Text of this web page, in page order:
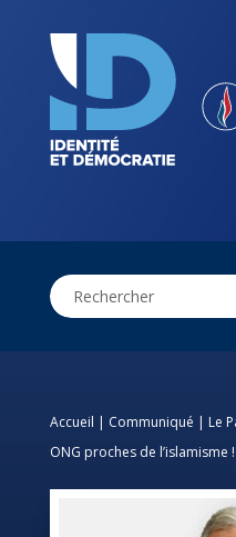
Accueil | Communiqué | Le
ONG proches de l’islamisme !